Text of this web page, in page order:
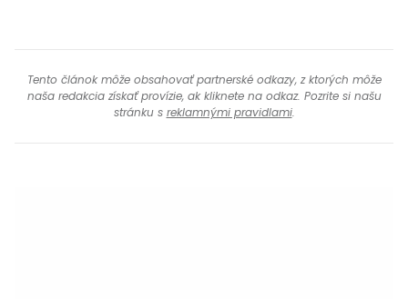
Tento článok môže obsahovať partnerské odkazy, z ktorých môže
naša redakcia získať provízie, ak kliknete na odkaz. Pozrite si našu
stránku s reklamnými pravidlami.